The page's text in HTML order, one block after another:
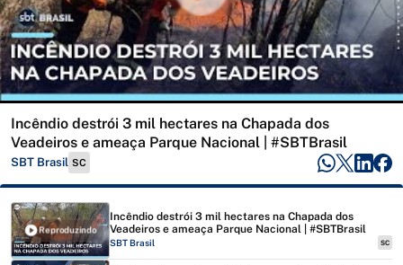
Incêndio destrói 3 mil hectares na Chapada dos
Veadeiros e ameaça Parque Nacional | #SBTBrasil
SBT Brasil SC
Reproduzindo
Incêndio destrói 3 mil hectares na Chapada dos
Veadeiros e ameaça Parque Nacional | #SBTBrasil
SBT Brasil SC